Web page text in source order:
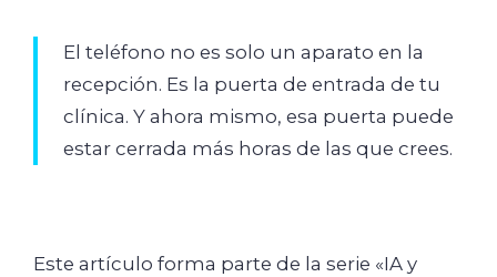
El teléfono no es solo un aparato en la
recepción. Es la puerta de entrada de tu
clínica. Y ahora mismo, esa puerta puede
estar cerrada más horas de las que crees.
Este artículo forma parte de la serie «IA y